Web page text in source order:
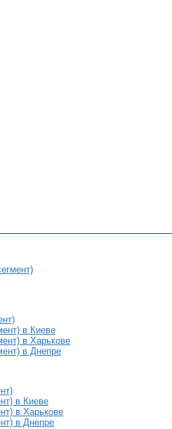
в Киеве
в Харькове
в Днепре
в Киеве
в Харькове
в Днепре